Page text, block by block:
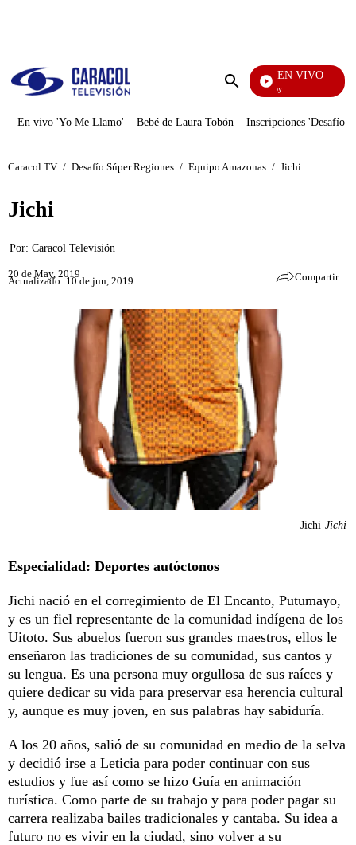
Enviar
EN VIVO
La Finca De Hoy
En vivo 'Yo Me Llamo' Bebé de Laura Tobón Inscripciones 'Desafío'
Caracol TV / Desafío Súper Regiones / Equipo Amazonas / Jichi
Jichi
Por: Caracol Televisión
20 de May, 2019
Actualizado: 10 de jun, 2019 Compartir
Jichi Jichi
Especialidad: Deportes autóctonos
Jichi nació en el corregimiento de El Encanto, Putumayo,
y es un fiel representante de la comunidad indígena de los
Uitoto. Sus abuelos fueron sus grandes maestros, ellos le
enseñaron las tradiciones de su comunidad, sus cantos y
su lengua. Es una persona muy orgullosa de sus raíces y
quiere dedicar su vida para preservar esa herencia cultural
y, aunque es muy joven, en sus palabras hay sabiduría.
A los 20 años, salió de su comunidad en medio de la selva
y decidió irse a Leticia para poder continuar con sus
estudios y fue así como se hizo Guía en animación
turística. Como parte de su trabajo y para poder pagar su
carrera realizaba bailes tradicionales y cantaba. Su idea a
futuro no es vivir en la ciudad, sino volver a su